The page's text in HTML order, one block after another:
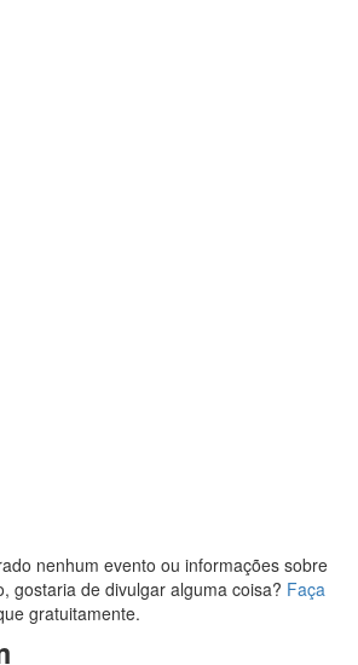
nenhum evento ou informações sobre
gostaria de divulgar alguma coisa? Faça
gratuitamente.